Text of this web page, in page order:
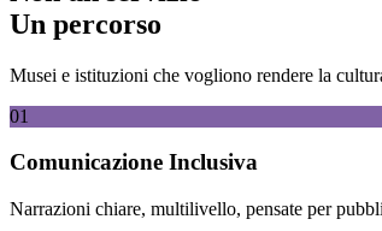
Un percorso
Musei e istituzioni che vogliono rendere la
01
Comunicazione Inclusiva
Narrazioni chiare, multilivello, pensate per